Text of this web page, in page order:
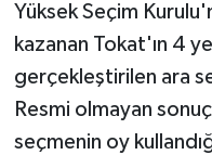
Yüksek Seçim
kazanan Tokat'ın 4
gerçekleştirilen ara
Resmi olmayan
seçmenin oy